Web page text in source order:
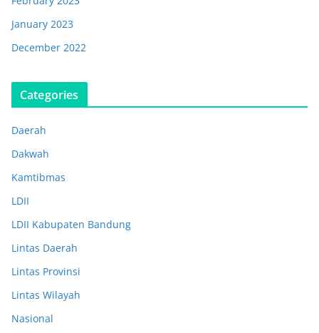
January 2023
December 2022
Categories
Daerah
Dakwah
Kamtibmas
LDII
LDII Kabupaten Bandung
Lintas Daerah
Lintas Provinsi
Lintas Wilayah
Nasional